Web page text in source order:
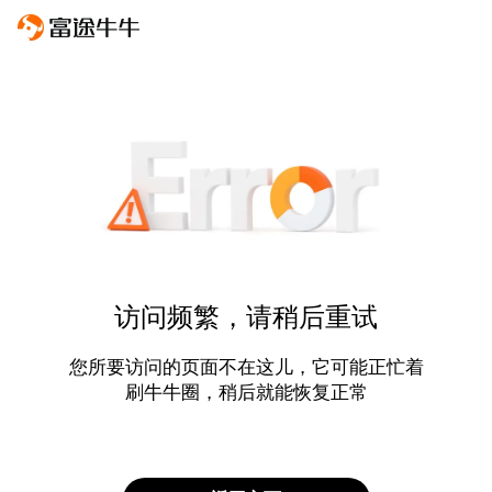
访问频繁，请稍后重试
您所要访问的页面不在这儿，它可能正忙着
刷牛牛圈，稍后就能恢复正常